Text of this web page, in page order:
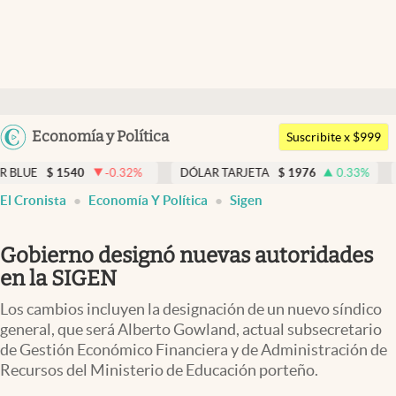
Argentina
Uruguay
Economía y Política
Members
Economía y Política
Finanzas y Mercados
Negocios
Columnistas
Otras secciones
Apertura
Suscribite x $999
-0.32% DÓLAR TARJETA $ 1976 0.33% DÓLAR MEP
El Cronista Economía Y Política Sigen
Gobierno designó nuevas autoridades
en la SIGEN
Los cambios incluyen la designación de un nuevo síndico
general, que será Alberto Gowland, actual subsecretario
de Gestión Económico Financiera y de Administración de
Recursos del Ministerio de Educación porteño.